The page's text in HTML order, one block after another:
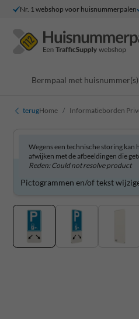
Nr. 1 webshop voor huisnummerpalen
Bermpaal met huisnummer(s)
terugHome Informatieborden
Wegens een technische storing kan
afwijken met de afbeeldingen die
Reden: Could not resolve product
Parkeerbord zelf aanpassen?
Pictogrammen en/of tekst